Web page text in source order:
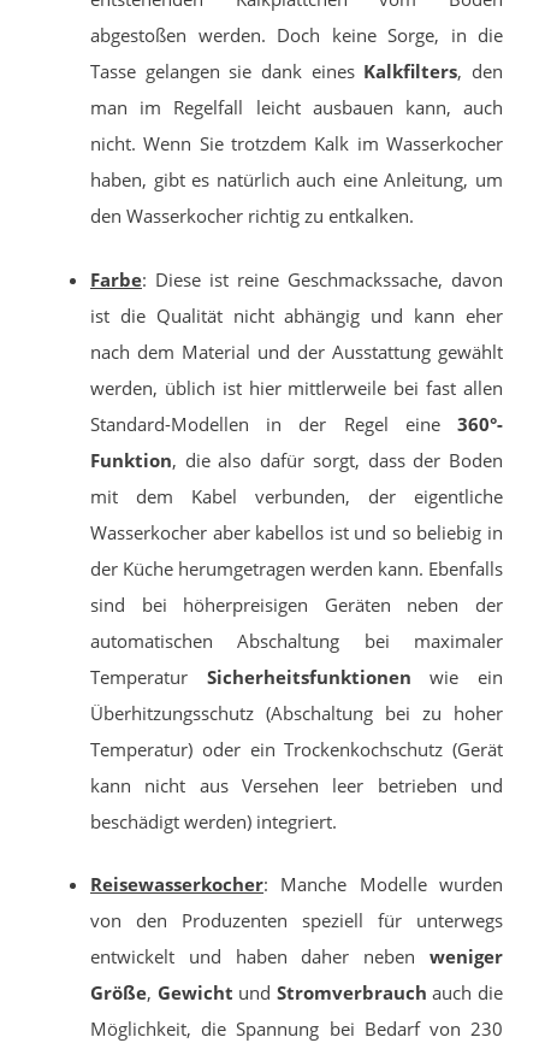
abgestoßen werden. Doch keine Sorge, in die
Tasse gelangen sie dank eines Kalkfilters, den
man im Regelfall leicht ausbauen kann, auch
nicht. Wenn Sie trotzdem Kalk im Wasserkocher
haben, gibt es natürlich auch eine Anleitung, um
den Wasserkocher richtig zu entkalken.
Farbe: Diese ist reine Geschmackssache, davon
ist die Qualität nicht abhängig und kann eher
nach dem Material und der Ausstattung gewählt
werden, üblich ist hier mittlerweile bei fast allen
Standard-Modellen in der Regel eine 360°-
Funktion, die also dafür sorgt, dass der Boden
mit dem Kabel verbunden, der eigentliche
Wasserkocher aber kabellos ist und so beliebig in
der Küche herumgetragen werden kann. Ebenfalls
sind bei höherpreisigen Geräten neben der
automatischen Abschaltung bei maximaler
Temperatur Sicherheitsfunktionen wie ein
Überhitzungsschutz (Abschaltung bei zu hoher
Temperatur) oder ein Trockenkochschutz (Gerät
kann nicht aus Versehen leer betrieben und
beschädigt werden) integriert.
Reisewasserkocher: Manche Modelle wurden
von den Produzenten speziell für unterwegs
entwickelt und haben daher neben weniger
Größe, Gewicht und Stromverbrauch auch die
Möglichkeit, die Spannung bei Bedarf von 230